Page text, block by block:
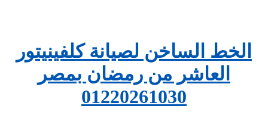
الخط الساخن لصيانة كلفينيتور
العاشر من رمضان بمصر
01220261030